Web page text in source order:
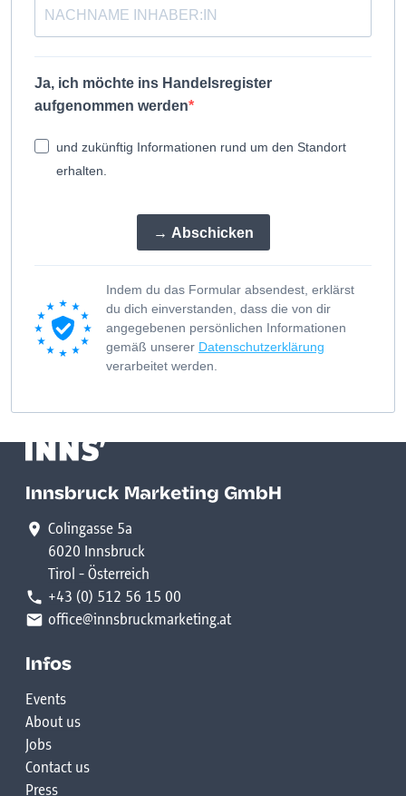
Ja, ich möchte ins Handelsregister
aufgenommen werden
und zukünftig Informationen rund um den Standort
erhalten.
‭→ Abschicken
Indem du das Formular absendest, erklärst
du dich einverstanden, dass die von dir
angegebenen persönlichen Informationen
gemäß unserer Datenschutzerklärung
verarbeitet werden.
Innsbruck Marketing GmbH
Colingasse 5a
6020 Innsbruck
Tirol - Österreich
+43 (0) 512 56 15 00
office@innsbruckmarketing.at
Infos
Events
About us
Jobs
Contact us
Press